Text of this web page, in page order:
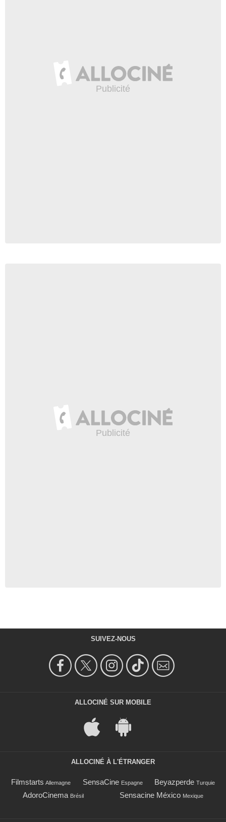
SUIVEZ-NOUS
ALLOCINÉ SUR MOBILE
ALLOCINÉ À L'ÉTRANGER
Filmstarts Allemagne SensaCine Espagne Beyazperde Turquie
AdoroCinema Brésil Sensacine México Mexique